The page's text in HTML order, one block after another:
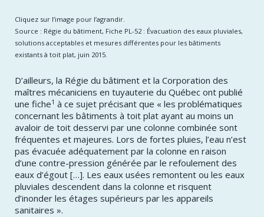
Cliquez sur l’image pour l’agrandir.
Source : Régie du bâtiment, Fiche PL-52 : Évacuation des eaux pluviales,
solutions acceptables et mesures différentes pour les bâtiments
existants à toit plat, juin 2015.
D’ailleurs, la Régie du bâtiment et la Corporation des
maîtres mécaniciens en tuyauterie du Québec ont publié
une fiche1 à ce sujet précisant que « les problématiques
concernant les bâtiments à toit plat ayant au moins un
avaloir de toit desservi par une colonne combinée sont
fréquentes et majeures. Lors de fortes pluies, l’eau n’est
pas évacuée adéquatement par la colonne en raison
d’une contre-pression générée par le refoulement des
eaux d’égout […]. Les eaux usées remontent ou les eaux
pluviales descendent dans la colonne et risquent
d’inonder les étages supérieurs par les appareils
sanitaires ».